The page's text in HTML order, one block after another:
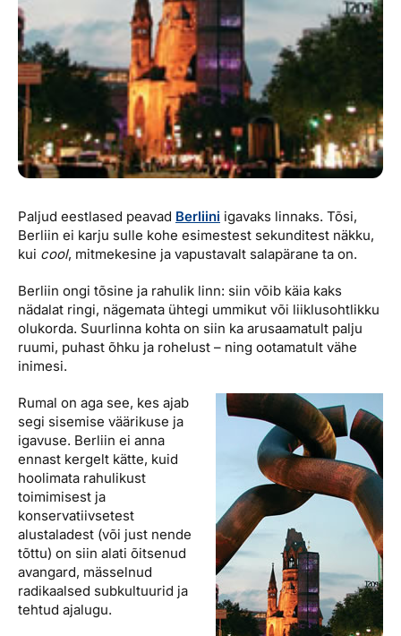
Paljud eestlased peavad Berliini igavaks linnaks. Tõsi,
Berliin ei karju sulle kohe esimestest sekunditest näkku,
kui cool, mitmekesine ja vapustavalt salapärane ta on.
Berliin ongi tõsine ja rahulik linn: siin võib käia kaks
nädalat ringi, nägemata ühtegi ummikut või liiklusohtlikku
olukorda. Suurlinna kohta on siin ka arusaamatult palju
ruumi, puhast õhku ja rohelust – ning ootamatult vähe
inimesi.
Rumal on aga see, kes ajab
segi sisemise väärikuse ja
igavuse. Berliin ei anna
ennast kergelt kätte, kuid
hoolimata rahulikust
toimimisest ja
konservatiivsetest
alustaladest (või just nende
tõttu) on siin alati õitsenud
avangard, mässelnud
radikaalsed subkultuurid ja
tehtud ajalugu.